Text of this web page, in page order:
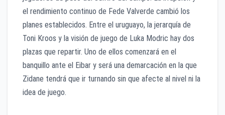
el rendimiento continuo de Fede Valverde cambió los
planes establecidos. Entre el uruguayo, la jerarquía de
Toni Kroos y la visión de juego de Luka Modric hay dos
plazas que repartir. Uno de ellos comenzará en el
banquillo ante el Eibar y será una demarcación en la que
Zidane tendrá que ir turnando sin que afecte al nivel ni la
idea de juego.